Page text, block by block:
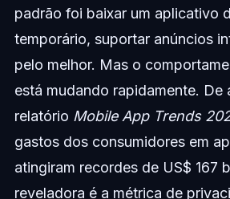
padrão foi baixar um aplicativo
temporário, suportar anúncios
pelo melhor. Mas o
está mudando rapidamente. De
relatório Mobile App Trends
gastos dos consumidores em
atingiram recordes de US$ 167
reveladora é a métrica de